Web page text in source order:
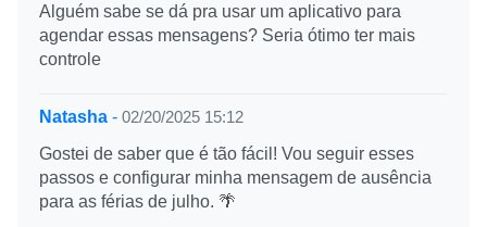
Alguém sabe se dá pra usar um aplicativo para
agendar essas mensagens? Seria ótimo ter mais
controle
Natasha - 02/20/2025 15:12
Gostei de saber que é tão fácil! Vou seguir esses
passos e configurar minha mensagem de ausência
para as férias de julho. 🌴